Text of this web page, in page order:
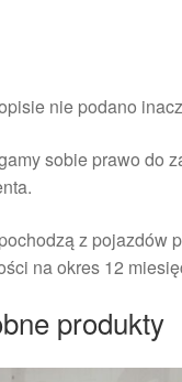
nie podano
sobie prawo do
z pojazdów
na okres 12
produkty